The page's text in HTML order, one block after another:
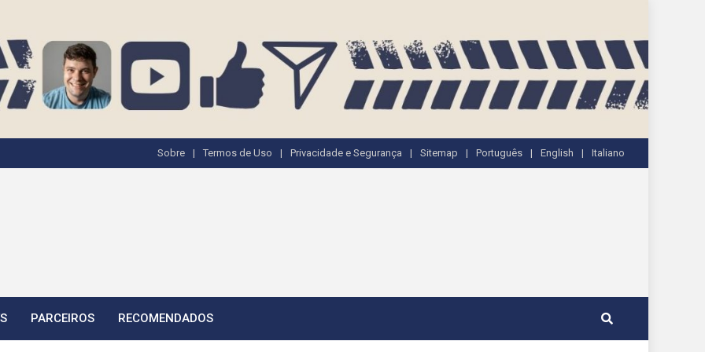
Sobre Termos de Uso Privacidade e Segurança Sitemap Português English Italiano
PARCEIROS RECOMENDADOS